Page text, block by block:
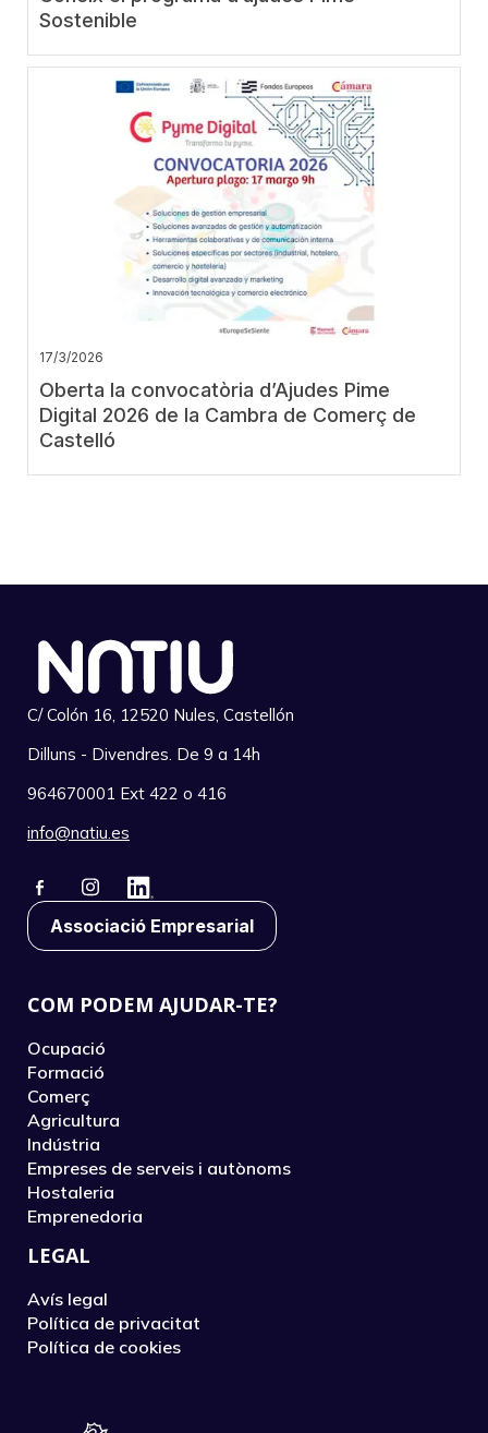
Sostenible
17/3/2026
Oberta la convocatòria d’Ajudes Pime
Digital 2026 de la Cambra de Comerç de
Castelló
C/ Colón 16, 12520 Nules, Castellón
Dilluns - Divendres. De 9 a 14h
964670001 Ext 422 o 416
info@natiu.es
Associació Empresarial
COM PODEM AJUDAR-TE?
Ocupació
Formació
Comerç
Agricultura
Indústria
Empreses de serveis i autònoms
Hostaleria
Emprenedoria
LEGAL
Avís legal
Política de privacitat
Política de cookies